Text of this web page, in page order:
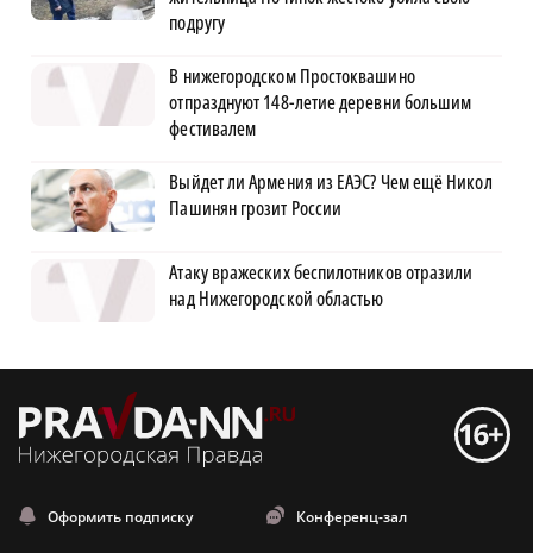
подругу
В нижегородском Простоквашино
отпразднуют 148-летие деревни большим
фестивалем
Выйдет ли Армения из ЕАЭС? Чем ещё Никол
Пашинян грозит России
Атаку вражеских беспилотников отразили
над Нижегородской областью
Оформить подписку Конференц-зал